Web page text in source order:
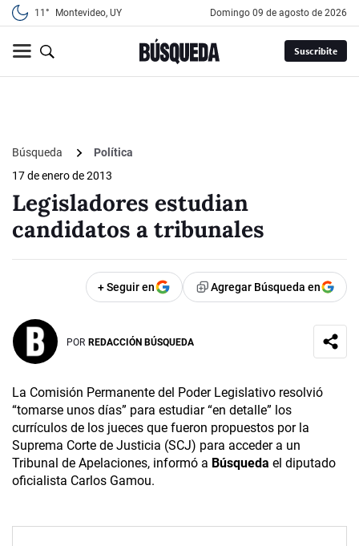
11° Montevideo, UY domingo 09 de agosto de 2026
Suscribite
Búsqueda
Política
17 de enero de 2013
Legisladores estudian
candidatos a tribunales
+ Seguir en Agregar Búsqueda en
POR REDACCIÓN BÚSQUEDA
La Comisión Permanente del Poder Legislativo resolvió
“tomarse unos días” para estudiar “en detalle” los
currículos de los jueces que fueron propuestos por la
Suprema Corte de Justicia (SCJ) para acceder a un
Tribunal de Apelaciones, informó a Búsqueda el diputado
oficialista Carlos Gamou.